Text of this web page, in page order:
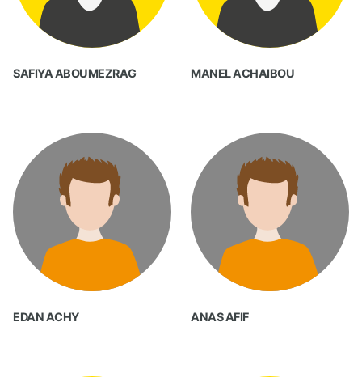
SAFIYA ABOUMEZRAG MANEL ACHAIBOU
EDAN ACHY ANAS AFIF